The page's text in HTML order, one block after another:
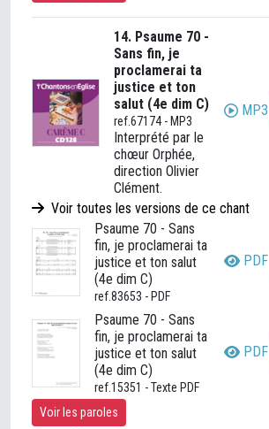
14. Psaume 70 -
Sans fin, je
proclamerai ta
justice et ton
salut (4e dim C)
ref.67174 - MP3
Interprété par le
chœur Orphée,
direction Olivier
Clément.
MP3
Voir toutes les versions de ce chant
Psaume 70 - Sans
fin, je proclamerai ta
justice et ton salut
(4e dim C)
ref.83653 - PDF
PDF
Psaume 70 - Sans
fin, je proclamerai ta
justice et ton salut
(4e dim C)
ref.15351 - Texte PDF
PDF
Voir les paroles